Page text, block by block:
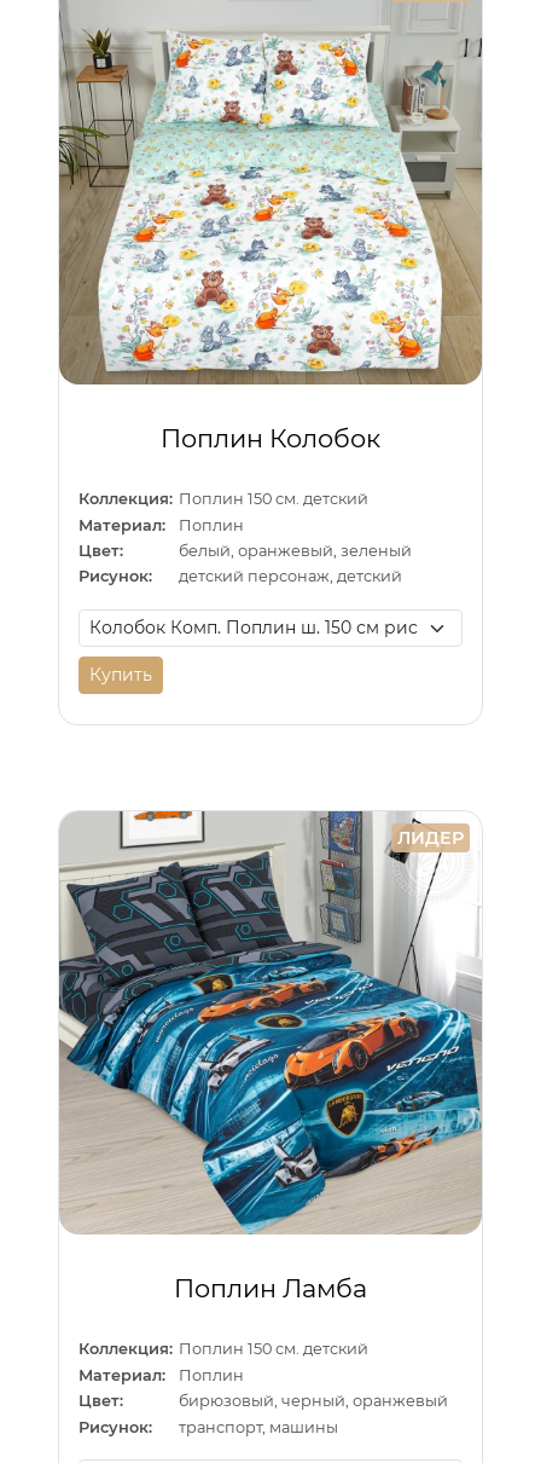
Поплин Колобок
Коллекция: Поплин 150 см. детский
Материал:
Поплин
Цвет:
белый, оранжевый, зеленый
Рисунок:
детский персонаж, детский
Купить
ЛИДЕР
Поплин Ламба
Коллекция: Поплин 150 см. детский
Материал:
Поплин
Цвет:
бирюзовый, черный, оранжевый
Рисунок:
транспорт, машины